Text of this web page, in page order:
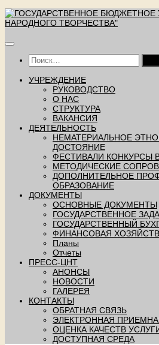
Перейти
к
Найти:
УЧРЕЖДЕНИЕ
РУКОВОДСТВО
О НАС
СТРУКТУРА
ВАКАНСИЯ
ДЕЯТЕЛЬНОСТЬ
НЕМАТЕРИАЛЬНОЕ
ДОСТОЯНИЕ
ФЕСТИВАЛИ КОНКУРСЫ
МЕТОДИЧЕСКИЕ
ДОПОЛНИТЕЛЬНОЕ
ОБРАЗОВАНИЕ
ДОКУМЕНТЫ
ОСНОВНЫЕ ДОКУМЕНТЫ
ГОСУДАРСТВЕННОЕ
ГОСУДАРСТВЕННЫЙ
ФИНАНСОВАЯ
Планы
Отчеты
ПРЕСС-ЦНТ
АНОНСЫ
НОВОСТИ
ГАЛЕРЕЯ
КОНТАКТЫ
ОБРАТНАЯ СВЯЗЬ
ЭЛЕКТРОННАЯ
ОЦЕНКА КАЧЕСТВ
ДОСТУПНАЯ СРЕДА